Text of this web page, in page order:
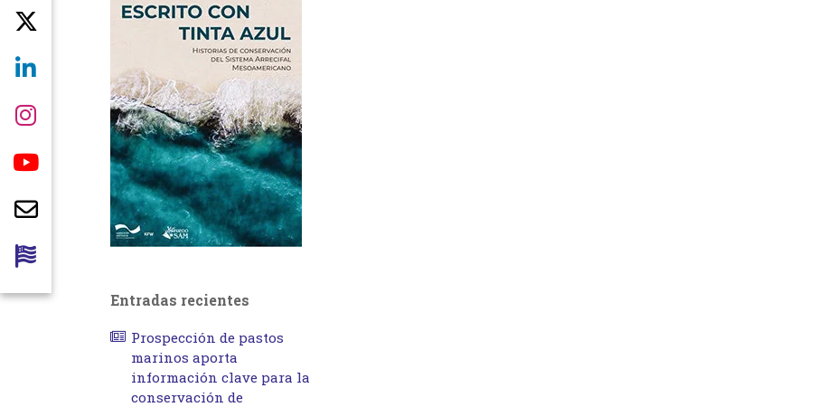
Entradas recientes
Prospección de pastos
marinos aporta
información clave para la
conservación de